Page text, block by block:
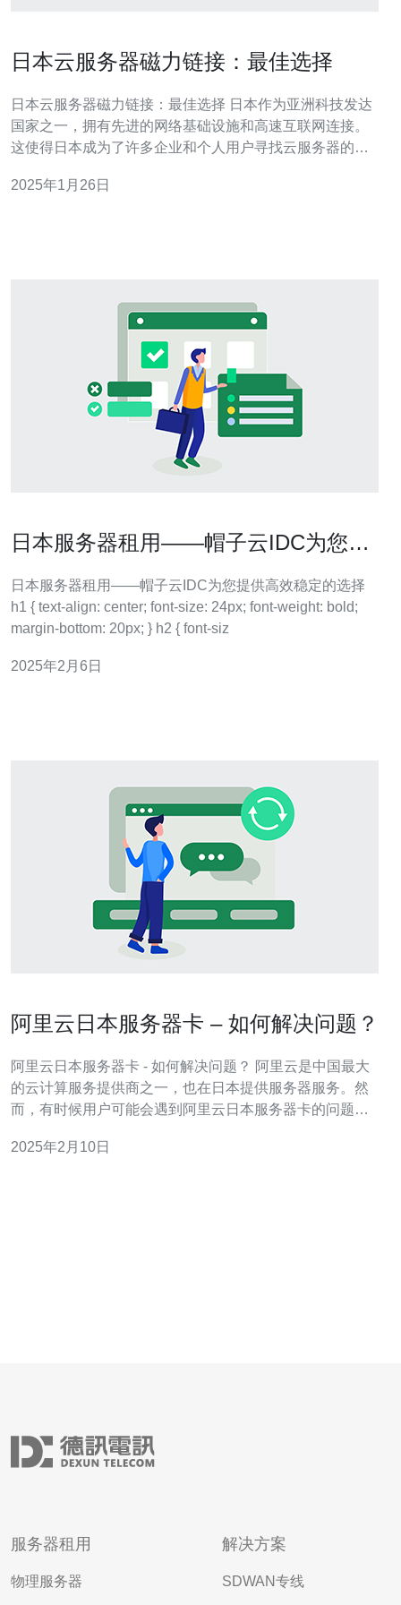
日本云服务器磁力链接：最佳选择
日本云服务器磁力链接：最佳选择 日本作为亚洲科技发达
国家之一，拥有先进的网络基础设施和高速互联网连接。
这使得日本成为了许多企业和个人用户寻找云服务器的首
接格式。相比于传统的文件下载方式，磁力链接具有许多
2025年1月26日
日本服务器租用——帽子云IDC为您提
日本服务器租用——帽子云IDC为您提供高效稳定的选择
h1 { text-align: center; font-size: 24px; font-weight: bold;
margin-bottom: 20px; } h2 { font-siz
2025年2月6日
阿里云日本服务器卡 – 如何解决问题？
阿里云日本服务器卡 - 如何解决问题？ 阿里云是中国最大
的云计算服务提供商之一，也在日本提供服务器服务。然
而，有时候用户可能会遇到阿里云日本服务器卡的问题，
扰，因此解决这个问题非常重要。 1. 检查网络连接 首先，
2025年2月10日
服务器租用
物理服务器
解决方案
SDWAN专线